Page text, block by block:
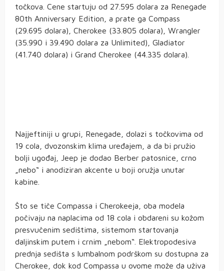
točkova. Cene startuju od 27.595 dolara za Renegade
80th Anniversary Edition, a prate ga Compass
(29.695 dolara), Cherokee (33.805 dolara), Wrangler
(35.990 i 39.490 dolara za Unlimited), Gladiator
(41.740 dolara) i Grand Cherokee (44.335 dolara).
Najjeftiniji u grupi, Renegade, dolazi s točkovima od
19 cola, dvozonskim klima uređajem, a da bi pružio
bolji ugođaj, Jeep je dodao Berber patosnice, crno
„nebo“ i anodiziran akcente u boji oružja unutar
kabine.
Što se tiče Compassa i Cherokeeja, oba modela
počivaju na naplacima od 18 cola i obdareni su kožom
presvučenim sedištima, sistemom startovanja
daljinskim putem i crnim „nebom“. Elektropodesiva
prednja sedišta s lumbalnom podrškom su dostupna za
Cherokee, dok kod Compassa u ovome može da uživa